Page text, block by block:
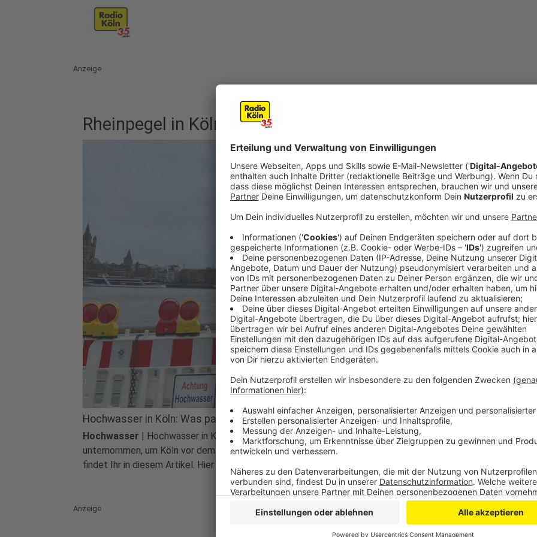
Anzeige
Rheinpegel in Köln
Hochwasser in Köln: Was passiert wann?
Hochwasser | Hochwasser in Köln: Je höher der Pegel steigt, desto mehr Maßnahmen werden
unternommen, um Köln vor dem Hochwasser zu schützen. Einen Überblick, was was wann passiert,
findet Ihr in diesem Artikel. Hier gibt es INFOS.
Anzeige